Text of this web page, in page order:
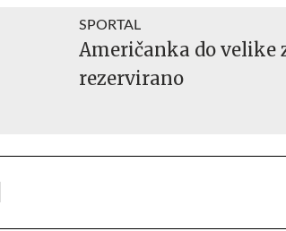
SPORTAL
Američanka do velike
rezervirano